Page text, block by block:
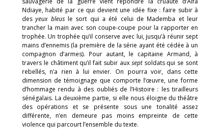
Ndiaye, habité par ce qui devient une idée fixe : faire subir à
desyeux bleusle sort qui a été celui de Mademba et leur
trancher la main avec son coupe-coupe pour la rapporter en
trophée. Un trophée qu’il conserve avec lui, jusqu’à réunir sept
mains d’ennemis (la première de la série ayant été cédée à un
compagnon d’armes). Pour autant, le capitaine Armand, à
travers le châtiment qu’il fait subir aux septsoldats qui se sont
rebellés, n’a rien à lui envier. On pourra voir, dans cette
dimension de témoignage que comporte l’œuvre, une forme
d’hommage rendu à des oubliés de l’Histoire : les tirailleurs
sénégalais. La deuxième partie, si elle nous éloigne du théâtre
des opérations et se présente sous une tonalité assez
différente, n’en demeure pas moins empreinte de cette
violence qui parcourt l’ensemble du texte.